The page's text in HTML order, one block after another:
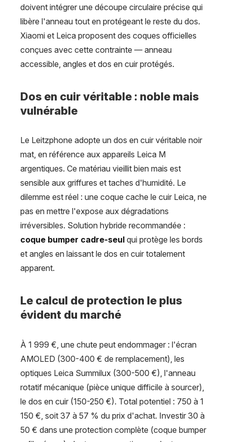
doivent intégrer une découpe circulaire précise qui
libère l'anneau tout en protégeant le reste du dos.
Xiaomi et Leica proposent des coques officielles
conçues avec cette contrainte — anneau
accessible, angles et dos en cuir protégés.
Dos en cuir véritable : noble mais
vulnérable
Le Leitzphone adopte un dos en cuir véritable noir
mat, en référence aux appareils Leica M
argentiques. Ce matériau vieillit bien mais est
sensible aux griffures et taches d'humidité. Le
dilemme est réel : une coque cache le cuir Leica, ne
pas en mettre l'expose aux dégradations
irréversibles. Solution hybride recommandée :
coque bumper cadre-seul qui protège les bords
et angles en laissant le dos en cuir totalement
apparent.
Le calcul de protection le plus
évident du marché
À 1 999 €, une chute peut endommager : l'écran
AMOLED (300-400 € de remplacement), les
optiques Leica Summilux (300-500 €), l'anneau
rotatif mécanique (pièce unique difficile à sourcer),
le dos en cuir (150-250 €). Total potentiel : 750 à 1
150 €, soit 37 à 57 % du prix d'achat. Investir 30 à
50 € dans une protection complète (coque bumper